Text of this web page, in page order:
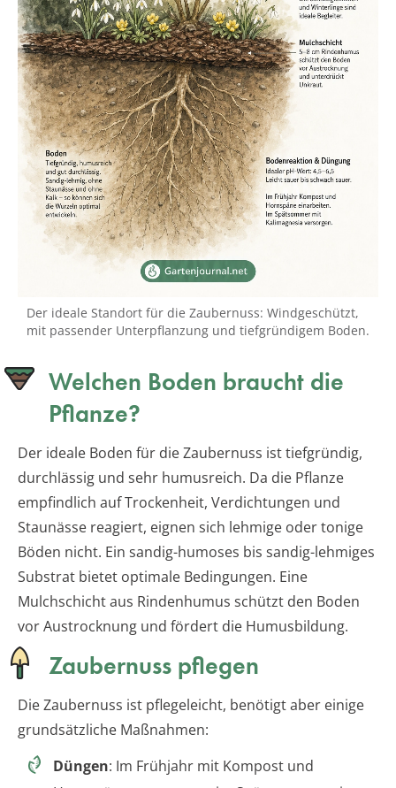
Der ideale Standort für die Zaubernuss: Windgeschützt,
mit passender Unterpflanzung und tiefgründigem Boden.
Welchen Boden braucht die
Pflanze?
Der ideale Boden für die Zaubernuss ist tiefgründig,
durchlässig und sehr humusreich. Da die Pflanze
empfindlich auf Trockenheit, Verdichtungen und
Staunässe reagiert, eignen sich lehmige oder tonige
Böden nicht. Ein sandig-humoses bis sandig-lehmiges
Substrat bietet optimale Bedingungen. Eine
Mulchschicht aus Rindenhumus schützt den Boden
vor Austrocknung und fördert die Humusbildung.
Zaubernuss pflegen
Die Zaubernuss ist pflegeleicht, benötigt aber einige
grundsätzliche Maßnahmen:
Düngen: Im Frühjahr mit Kompost und